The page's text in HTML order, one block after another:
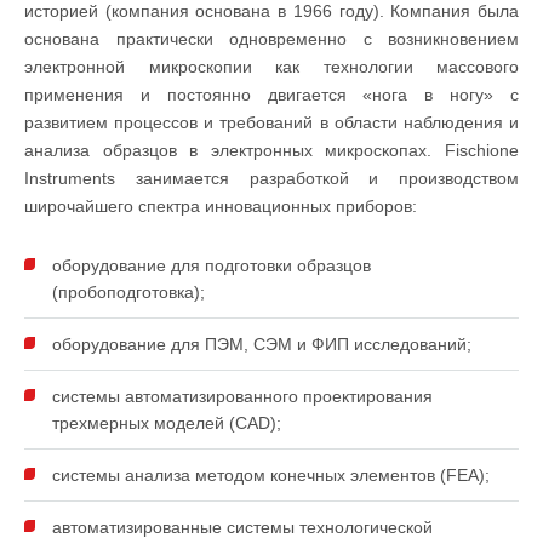
историей (компания основана в 1966 году). Компания была
основана практически одновременно с возникновением
электронной микроскопии как технологии массового
применения и постоянно двигается «нога в ногу» с
развитием процессов и требований в области наблюдения и
анализа образцов в электронных микроскопах. Fischione
Instruments занимается разработкой и производством
широчайшего спектра инновационных приборов:
оборудование для подготовки образцов
(пробоподготовка);
оборудование для ПЭМ, СЭМ и ФИП исследований;
системы автоматизированного проектирования
трехмерных моделей (CAD);
системы анализа методом конечных элементов (FEA);
автоматизированные системы технологической